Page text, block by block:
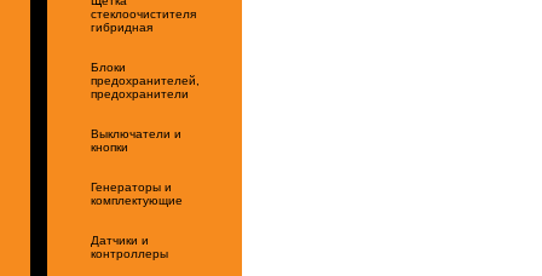
стеклоочистителя
гибридная
Блоки
предохранителей,
предохранители
Выключатели и
кнопки
Генераторы и
комплектующие
Датчики и
контроллеры